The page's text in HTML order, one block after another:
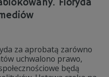
Floryda
za aprobatą zarówno
uchwalono prawo,
będą